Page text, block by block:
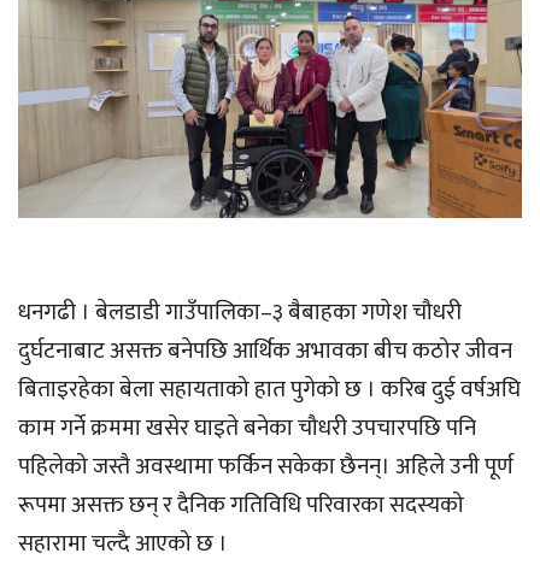
धनगढी । बेलडाडी गाउँपालिका–३ बैबाहका गणेश चौधरी
दुर्घटनाबाट असक्त बनेपछि आर्थिक अभावका बीच कठोर जीवन
बिताइरहेका बेला सहायताको हात पुगेको छ । करिब दुई वर्षअघि
काम गर्ने क्रममा खसेर घाइते बनेका चौधरी उपचारपछि पनि
पहिलेको जस्तै अवस्थामा फर्किन सकेका छैनन्। अहिले उनी पूर्ण
रूपमा असक्त छन् र दैनिक गतिविधि परिवारका सदस्यको
सहारामा चल्दै आएको छ ।